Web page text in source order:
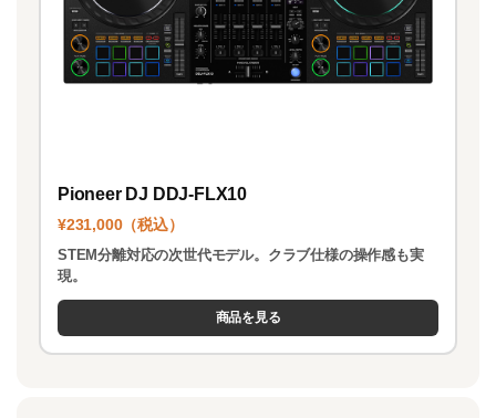
Pioneer DJ DDJ-FLX10
¥231,000（税込）
STEM分離対応の次世代モデル。クラブ仕様の操作感も実
現。
商品を見る